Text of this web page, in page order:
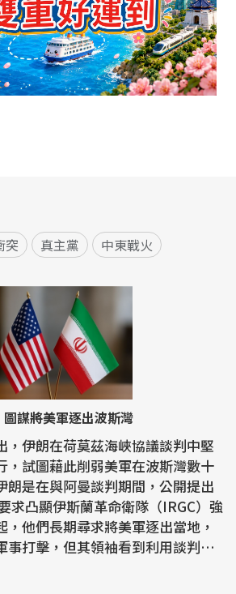
突 真主黨 中東戰火
謀將美軍逐出波斯灣
，伊朗在荷莫茲海峽協議談判中堅
，試圖藉此削弱美軍在波斯灣數十
朗是在與阿曼談判期間，公開提出
，他們長期尋求將美軍逐出當地，
事打擊，但其領袖看到利用談判動